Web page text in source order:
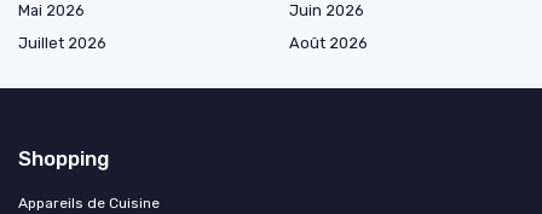
Mai 2026
Juin 2026
Juillet 2026
Août 2026
Shopping
Appareils de Cuisine